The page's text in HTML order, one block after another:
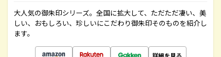
大人気の御朱印シリーズ。全国に拡大して、ただただ凄い、美
しい、おもしろい、珍しいにこだわり御朱印そのものを紹介し
ます。
詳細を見る